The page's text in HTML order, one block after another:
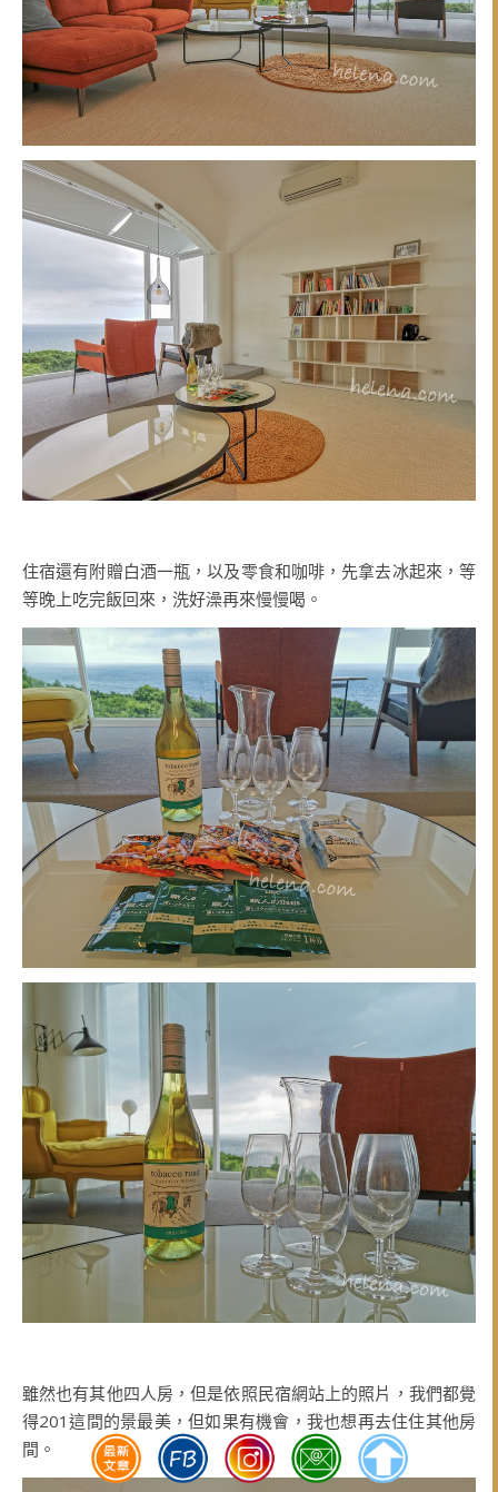
住宿還有附贈白酒一瓶，以及零食和咖啡，先拿去冰起來，等
等晚上吃完飯回來，洗好澡再來慢慢喝。
雖然也有其他四人房，但是依照民宿網站上的照片，我們都覺
得201這間的景最美，但如果有機會，我也想再去住住其他房
間。